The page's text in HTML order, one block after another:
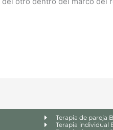
Terapia de pareja
Terapia individual